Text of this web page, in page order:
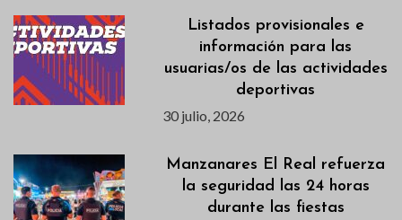
Listados provisionales e
información para las
usuarias/os de las actividades
deportivas
30 julio, 2026
Manzanares El Real refuerza
la seguridad las 24 horas
durante las fiestas